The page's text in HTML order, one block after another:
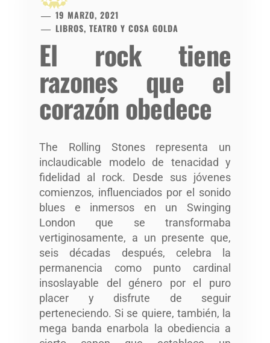
19 MARZO, 2021
LIBROS, TEATRO Y COSA GOLDA
El rock tiene
razones que el
corazón obedece
The Rolling Stones representa un
inclaudicable modelo de tenacidad y
fidelidad al rock. Desde sus jóvenes
comienzos, influenciados por el sonido
blues e inmersos en un Swinging
London que se transformaba
vertiginosamente, a un presente que,
seis décadas después, celebra la
permanencia como punto cardinal
insoslayable del género por el puro
placer y disfrute de seguir
perteneciendo. Si se quiere, también, la
mega banda enarbola la obediencia a